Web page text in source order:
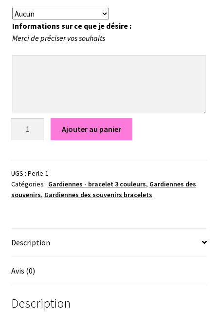
Informations sur ce que je désire :
Merci de préciser vos souhaits
-
Gardiennes
des
Ajouter au panier
UGS : Perle-1
Catégories : Gardiennes - bracelet 3 couleurs, Gardiennes des
souvenirs, Gardiennes des souvenirs bracelets
Description
Avis (0)
Description